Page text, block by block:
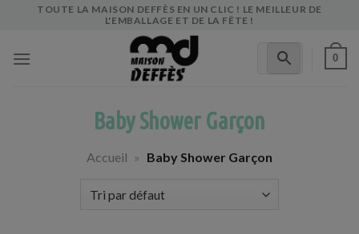
TOUTE LA MAISON DEFFÈS EN UN CLIC ! LE MEILLEUR DE
L'EMBALLAGE ET DE LA FÊTE !
0
Baby Shower Garçon
Accueil » Baby Shower Garçon